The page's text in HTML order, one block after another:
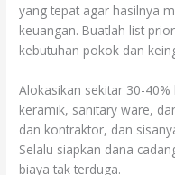
yang tepat agar hasilnya
keuangan. Buatlah list
kebutuhan pokok dan
Alokasikan sekitar 30-
keramik, sanitary ware,
dan kontraktor, dan
Selalu siapkan dana
biaya tak terduga.